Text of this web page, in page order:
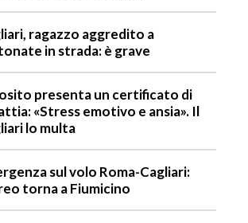
ragazzo aggredito a
in strada: è grave
presenta un certificato di
«Stress emotivo e ansia». Il
lo multa
sul volo Roma-Cagliari:
torna a Fiumicino